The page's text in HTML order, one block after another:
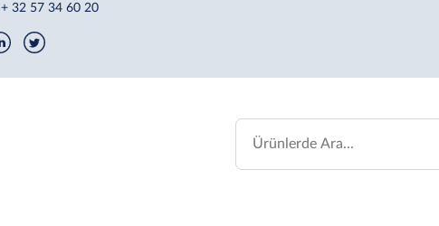
+ 32 57 34 60 20